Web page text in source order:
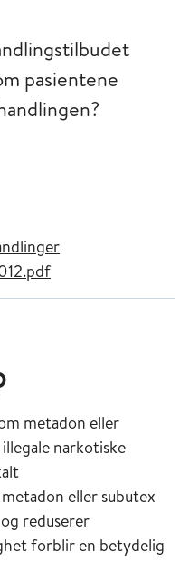
pasientene
metadon eller
narkotiske
eller subutex
reduserer
forblir en betydelig